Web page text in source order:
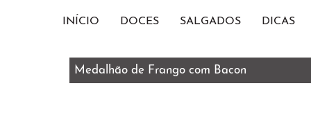
INÍCIO DOCES SALGADOS DICAS
Medalhão de Frango com Bacon